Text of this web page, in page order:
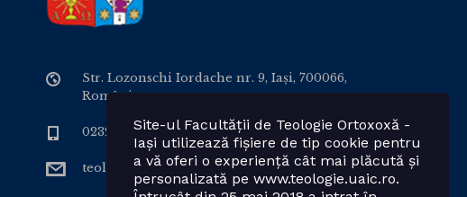
Str. Lozonschi Iordache nr. 9, Iaşi, 700066,
România
0232 201328; 0232 201102 int. 2424, 2423, 2425
teologie.ortodoxa@uaic.ro
Site-ul Facultății de Teologie Ortoxoxă -
Iași utilizează fișiere de tip cookie pentru
a vă oferi o experiență cât mai plăcută și
personalizată pe www.teologie.uaic.ro.